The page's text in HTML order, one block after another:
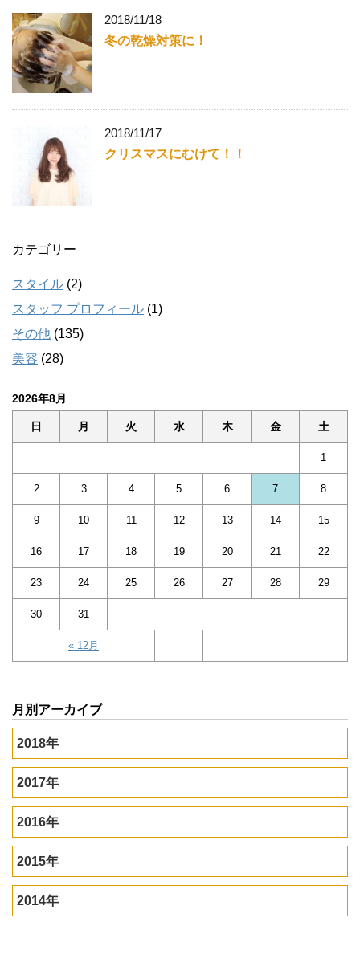
2018/11/18
冬の乾燥対策に！
2018/11/17
クリスマスにむけて！！
カテゴリー
スタイル (2)
スタッフ プロフィール (1)
その他 (135)
美容 (28)
2026年8月
日 月 火 水 木 金 土
« 12月
1
2 3 4 5 6 7 8
9 10 11 12 13 14 15
16 17 18 19 20 21 22
23 24 25 26 27 28 29
30 31
月別アーカイブ
2018年
2017年
2016年
2015年
2014年